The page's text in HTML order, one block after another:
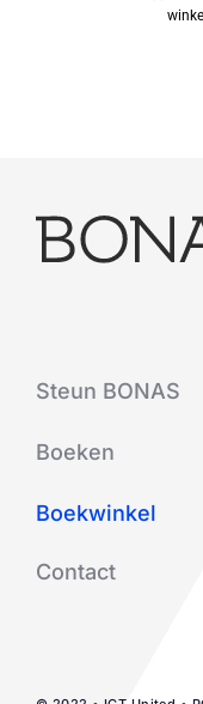
Steun BONAS
Boeken
Boekwinkel
Contact